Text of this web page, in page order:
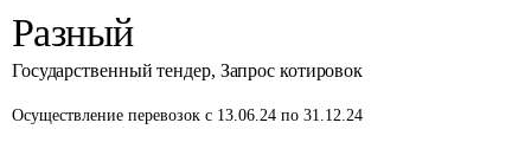
Разный
Государственный тендер, Запрос котировок
Осуществление перевозок с 13.06.24 по 31.12.24